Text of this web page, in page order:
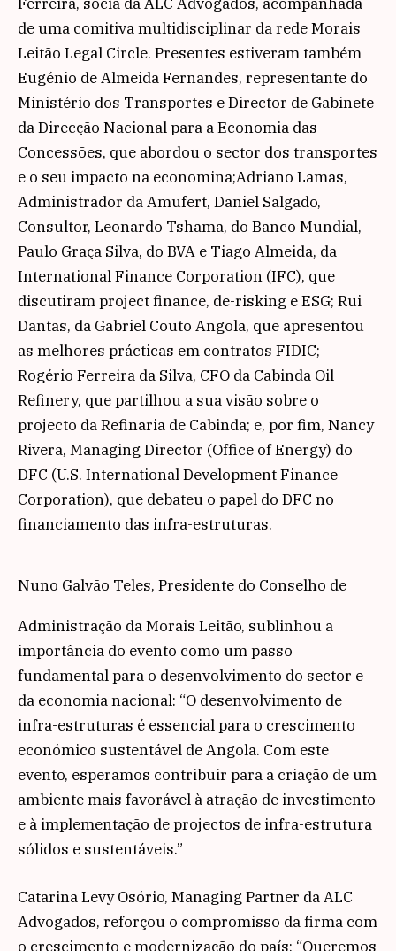
de uma comitiva multidisciplinar da rede Morais
Leitão Legal Circle. Presentes estiveram também
Eugénio de Almeida Fernandes, representante do
Ministério dos Transportes e Director de Gabinete
da Direcção Nacional para a Economia das
Concessões, que abordou o sector dos transportes
e o seu impacto na economina;Adriano Lamas,
Administrador da Amufert, Daniel Salgado,
Consultor, Leonardo Tshama, do Banco Mundial,
Paulo Graça Silva, do BVA e Tiago Almeida, da
International Finance Corporation (IFC), que
discutiram project finance, de-risking e ESG; Rui
Dantas, da Gabriel Couto Angola, que apresentou
as melhores prácticas em contratos FIDIC;
Rogério Ferreira da Silva, CFO da Cabinda Oil
Refinery, que partilhou a sua visão sobre o
projecto da Refinaria de Cabinda; e, por fim, Nancy
Rivera, Managing Director (Office of Energy) do
DFC (U.S. International Development Finance
Corporation), que debateu o papel do DFC no
financiamento das infra-estruturas.
Nuno Galvão Teles, Presidente do Conselho de
Administração da Morais Leitão, sublinhou a
importância do evento como um passo
fundamental para o desenvolvimento do sector e
da economia nacional: “O desenvolvimento de
infra-estruturas é essencial para o crescimento
económico sustentável de Angola. Com este
evento, esperamos contribuir para a criação de um
ambiente mais favorável à atração de investimento
e à implementação de projectos de infra-estrutura
sólidos e sustentáveis.”
Catarina Levy Osório, Managing Partner da ALC
Advogados, reforçou o compromisso da firma com
o crescimento e modernização do país: “Queremos